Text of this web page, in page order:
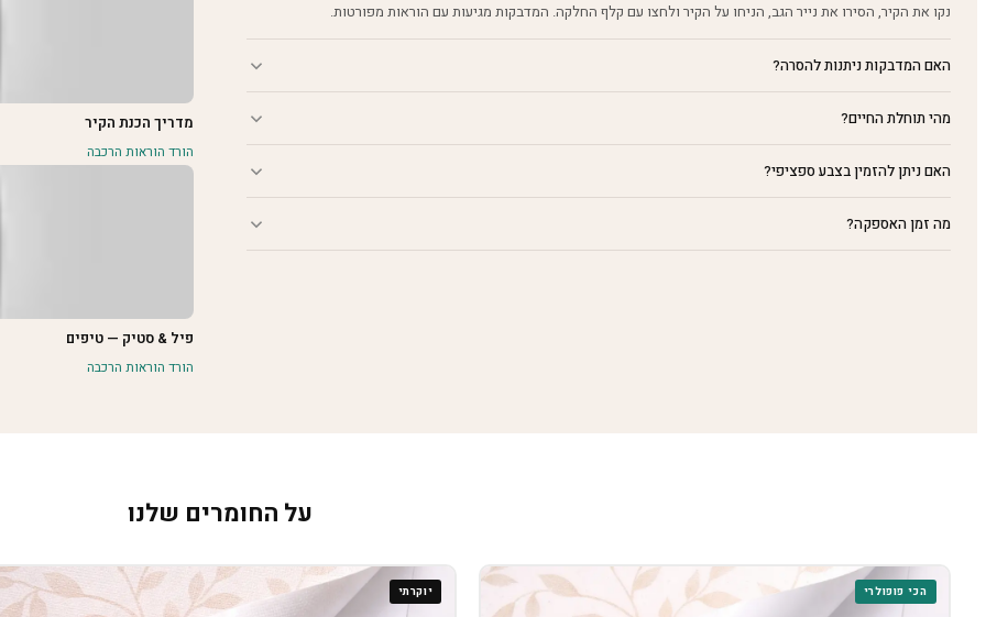
נקו את הקיר, הסירו את נייר הגב, הניחו על הקיר ולחצו עם קלף החלקה. המדבקות מגיעות עם הוראות מפורטות.
האם המדבקות ניתנות להסרה?
מהי תוחלת החיים?
האם ניתן להזמין בצבע ספציפי?
מה זמן האספקה?
מדריך הכנת הקיר
הורד הוראות הרכבה
פיל & סטיק — טיפים
הורד הוראות הרכבה
על החומרים שלנו
הכי פופולרי יוקרתי